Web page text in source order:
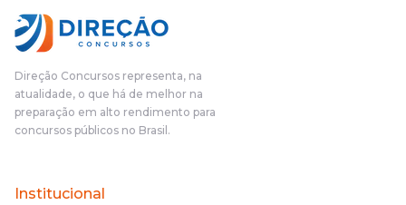
fundamental na minha derrota no ano passado para que eu
pudesse enxergar o que eu errei e corrigir minha rota.E além
das aulas vocês(Direção Concursos), que fizeram um
o aluno, além de ter que estudar, ele tem que perder tempo
fazendo um cronograma, num pós- edital é muito
complicado, é uma avalanche de informação, então vocês
terem feito isso é muito bacana, porque quando eu me sentia
no volume de matérias.
Direção Concursos representa, na
atualidade, o que há de melhor na
preparação em alto rendimento para
concursos públicos no Brasil.
Institucional